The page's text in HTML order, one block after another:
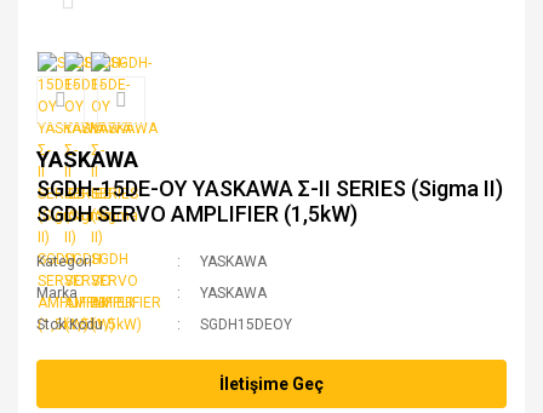
YASKAWA
SGDH-15DE-OY YASKAWA Σ-II SERIES (Sigma II)
SGDH SERVO AMPLIFIER (1,5kW)
Kategori
YASKAWA
Marka
YASKAWA
Stok Kodu
SGDH15DEOY
İletişime Geç